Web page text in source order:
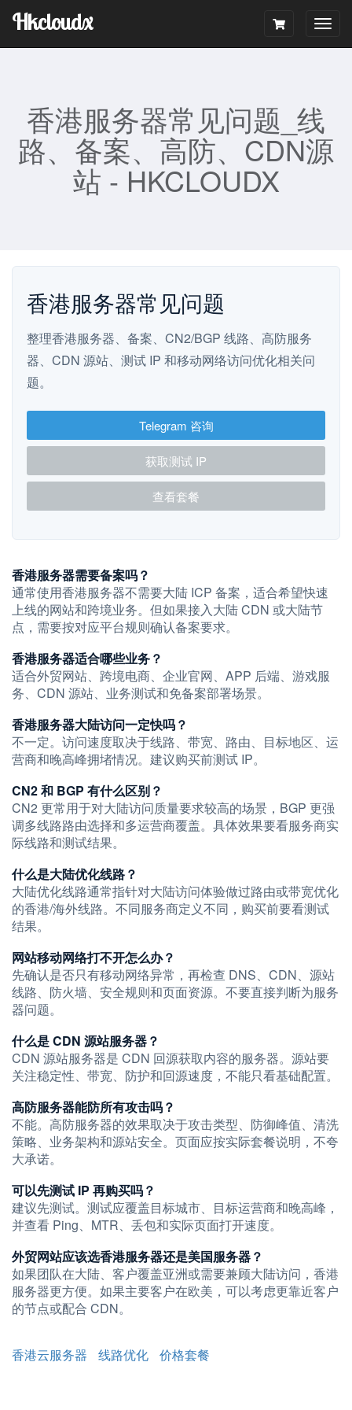
Hkcloudx
香港服务器常见问题_线
路、备案、高防、CDN源
站 - HKCLOUDX
香港服务器常见问题
整理香港服务器、备案、CN2/BGP 线路、高防服务
器、CDN 源站、测试 IP 和移动网络访问优化相关问
题。
Telegram 咨询
获取测试 IP
查看套餐
香港服务器需要备案吗？
通常使用香港服务器不需要大陆 ICP 备案，适合希望快速
上线的网站和跨境业务。但如果接入大陆 CDN 或大陆节
点，需要按对应平台规则确认备案要求。
香港服务器适合哪些业务？
适合外贸网站、跨境电商、企业官网、APP 后端、游戏服
务、CDN 源站、业务测试和免备案部署场景。
香港服务器大陆访问一定快吗？
不一定。访问速度取决于线路、带宽、路由、目标地区、运
营商和晚高峰拥堵情况。建议购买前测试 IP。
CN2 和 BGP 有什么区别？
CN2 更常用于对大陆访问质量要求较高的场景，BGP 更强
调多线路路由选择和多运营商覆盖。具体效果要看服务商实
际线路和测试结果。
什么是大陆优化线路？
大陆优化线路通常指针对大陆访问体验做过路由或带宽优化
的香港/海外线路。不同服务商定义不同，购买前要看测试
结果。
网站移动网络打不开怎么办？
先确认是否只有移动网络异常，再检查 DNS、CDN、源站
线路、防火墙、安全规则和页面资源。不要直接判断为服务
器问题。
什么是 CDN 源站服务器？
CDN 源站服务器是 CDN 回源获取内容的服务器。源站要
关注稳定性、带宽、防护和回源速度，不能只看基础配置。
高防服务器能防所有攻击吗？
不能。高防服务器的效果取决于攻击类型、防御峰值、清洗
策略、业务架构和源站安全。页面应按实际套餐说明，不夸
大承诺。
可以先测试 IP 再购买吗？
建议先测试。测试应覆盖目标城市、目标运营商和晚高峰，
并查看 Ping、MTR、丢包和实际页面打开速度。
外贸网站应该选香港服务器还是美国服务器？
如果团队在大陆、客户覆盖亚洲或需要兼顾大陆访问，香港
服务器更方便。如果主要客户在欧美，可以考虑更靠近客户
的节点或配合 CDN。
香港云服务器 线路优化 价格套餐